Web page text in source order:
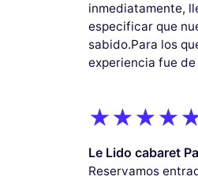
inmediatamente,
especificar que
sabido.Para los
experiencia fue de
Le Lido cabaret
Reservamos